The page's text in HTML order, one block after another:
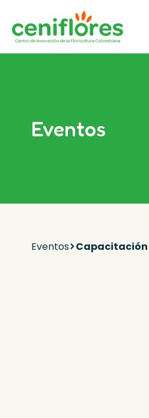
Eventos
Eventos Capacitación